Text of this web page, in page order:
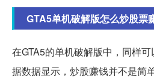
GTA5单机破解版怎么炒股票
在GTA5的单机破解版中，同样
据数据显示，炒股赚钱并不是简